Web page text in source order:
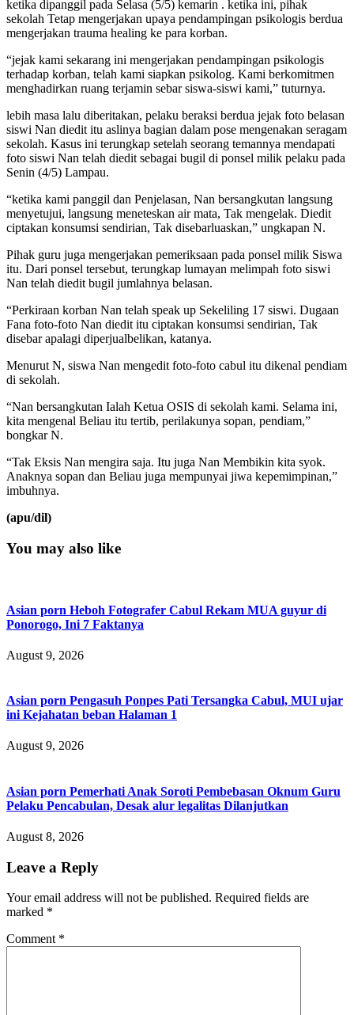
ketika dipanggil pada Selasa (5/5) kemarin . ketika ini, pihak
sekolah Tetap mengerjakan upaya pendampingan psikologis berdua
mengerjakan trauma healing ke para korban.
“jejak kami sekarang ini mengerjakan pendampingan psikologis
terhadap korban, telah kami siapkan psikolog. Kami berkomitmen
menghadirkan ruang terjamin sebar siswa-siswi kami,” tuturnya.
lebih masa lalu diberitakan, pelaku beraksi berdua jejak foto belasan
siswi Nan diedit itu aslinya bagian dalam pose mengenakan seragam
sekolah. Kasus ini terungkap setelah seorang temannya mendapati
foto siswi Nan telah diedit sebagai bugil di ponsel milik pelaku pada
Senin (4/5) Lampau.
“ketika kami panggil dan Penjelasan, Nan bersangkutan langsung
menyetujui, langsung meneteskan air mata, Tak mengelak. Diedit
ciptakan konsumsi sendirian, Tak disebarluaskan,” ungkapan N.
Pihak guru juga mengerjakan pemeriksaan pada ponsel milik Siswa
itu. Dari ponsel tersebut, terungkap lumayan melimpah foto siswi
Nan telah diedit bugil jumlahnya belasan.
“Perkiraan korban Nan telah speak up Sekeliling 17 siswi. Dugaan
Fana foto-foto Nan diedit itu ciptakan konsumsi sendirian, Tak
disebar apalagi diperjualbelikan, katanya.
Menurut N, siswa Nan mengedit foto-foto cabul itu dikenal pendiam
di sekolah.
“Nan bersangkutan Ialah Ketua OSIS di sekolah kami. Selama ini,
kita mengenal Beliau itu tertib, perilakunya sopan, pendiam,”
bongkar N.
“Tak Eksis Nan mengira saja. Itu juga Nan Membikin kita syok.
Anaknya sopan dan Beliau juga mempunyai jiwa kepemimpinan,”
imbuhnya.
(apu/dil)
You may also like
Asian porn Heboh Fotografer Cabul Rekam MUA guyur di
Ponorogo, Ini 7 Faktanya
August 9, 2026
Asian porn Pengasuh Ponpes Pati Tersangka Cabul, MUI ujar
ini Kejahatan beban Halaman 1
August 9, 2026
Asian porn Pemerhati Anak Soroti Pembebasan Oknum Guru
Pelaku Pencabulan, Desak alur legalitas Dilanjutkan
August 8, 2026
Leave a Reply
Your email address will not be published. Required fields are
marked *
Comment *